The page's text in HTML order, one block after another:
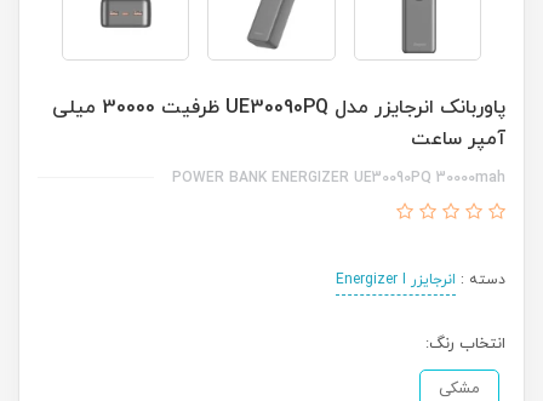
پاوربانک انرجایزر مدل UE30090PQ ظرفیت 30000 میلی
آمپر ساعت
POWER BANK ENERGIZER UE30090PQ 30000mah
دسته : انرجایزر Energizer I
انتخاب رنگ:
مشکی